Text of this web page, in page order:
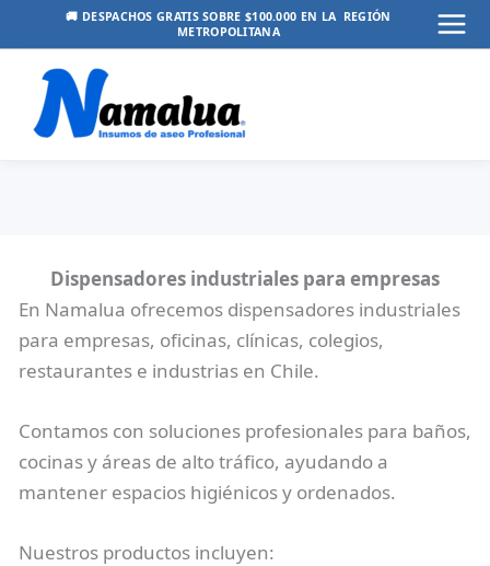
al
contenido
🚚 DESPACHOS GRATIS SOBRE $100.000 EN LA REGIÓN
METROPOLITANA
Dispensadores industriales para empresas
En Namalua ofrecemos dispensadores industriales
para empresas, oficinas, clínicas, colegios,
restaurantes e industrias en Chile.
Contamos con soluciones profesionales para baños,
cocinas y áreas de alto tráfico, ayudando a
mantener espacios higiénicos y ordenados.
Nuestros productos incluyen: